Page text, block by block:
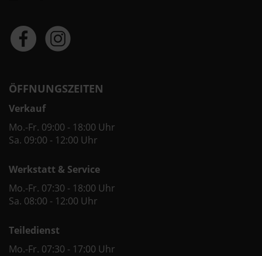
ÖFFNUNGSZEITEN
Verkauf
Mo.-Fr. 09:00 - 18:00 Uhr
Sa. 09:00 - 12:00 Uhr
Werkstatt & Service
Mo.-Fr. 07:30 - 18:00 Uhr
Sa. 08:00 - 12:00 Uhr
Teiledienst
Mo.-Fr. 07:30 - 17:00 Uhr